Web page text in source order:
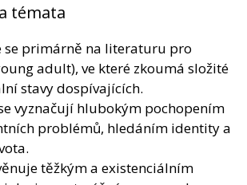
témata
se primárně na literaturu pro
adult), ve které zkoumá složité
stavy dospívajících.
vyznačují hlubokým pochopením
problémů, hledáním identity a
těžkým a existenciálním